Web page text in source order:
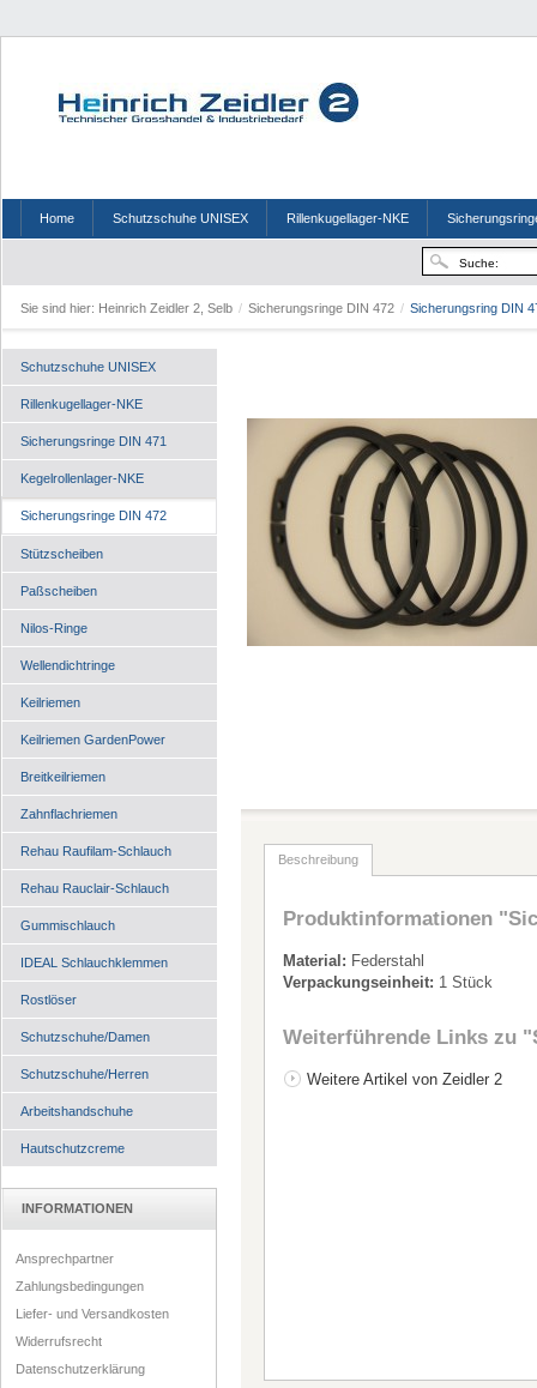
Home Schutzschuhe UNISEX Rillenkugellager-NKE
Sie sind hier: Heinrich Zeidler 2, Selb / Sicherungsringe DIN 472 / Sicherungsring DIN
Schutzschuhe UNISEX
Rillenkugellager-NKE
Sicherungsringe DIN 471
Kegelrollenlager-NKE
Sicherungsringe DIN 472
Stützscheiben
Paßscheiben
Nilos-Ringe
Wellendichtringe
Keilriemen
Keilriemen GardenPower
Breitkeilriemen
Zahnflachriemen
Rehau Raufilam-Schlauch
Rehau Rauclair-Schlauch
Gummischlauch
IDEAL Schlauchklemmen
Rostlöser
Schutzschuhe/Damen
Schutzschuhe/Herren
Arbeitshandschuhe
Hautschutzcreme
INFORMATIONEN
Ansprechpartner
Zahlungsbedingungen
Liefer- und Versandkosten
Widerrufsrecht
Datenschutzerklärung
Beschreibung
Produktinformationen
Material: Federstahl
Verpackungseinheit: 1 Stück
Weiterführende Links zu
Weitere Artikel von Zeidler 2